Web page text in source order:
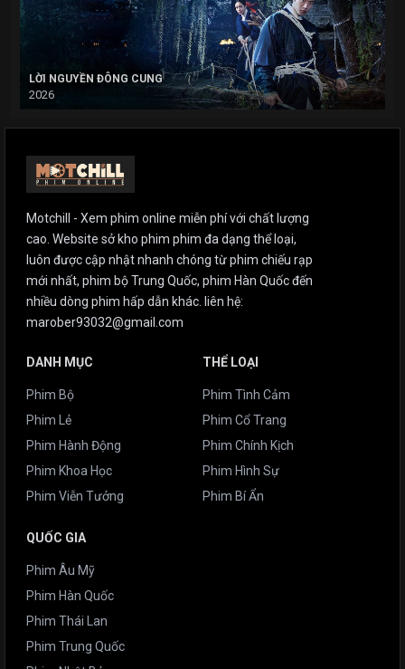
LỜI NGUYỀN ĐÔNG CUNG
2026
Motchill - Xem phim online miễn phí với chất lượng
cao. Website sở kho phim phim đa dạng thể loại,
luôn được cập nhật nhanh chóng từ phim chiếu rạp
mới nhất, phim bộ Trung Quốc, phim Hàn Quốc đến
nhiều dòng phim hấp dẫn khác. liên hệ:
marober93032@gmail.com
DANH MỤC
Phim Bộ
Phim Lẻ
Phim Hành Động
Phim Khoa Học
Phim Viễn Tưởng
THỂ LOẠI
Phim Tình Cảm
Phim Cổ Trang
Phim Chính Kịch
Phim Hình Sự
Phim Bí Ẩn
QUỐC GIA
Phim Âu Mỹ
Phim Hàn Quốc
Phim Thái Lan
Phim Trung Quốc